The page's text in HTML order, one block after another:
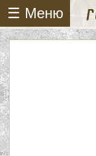
☰ Меню